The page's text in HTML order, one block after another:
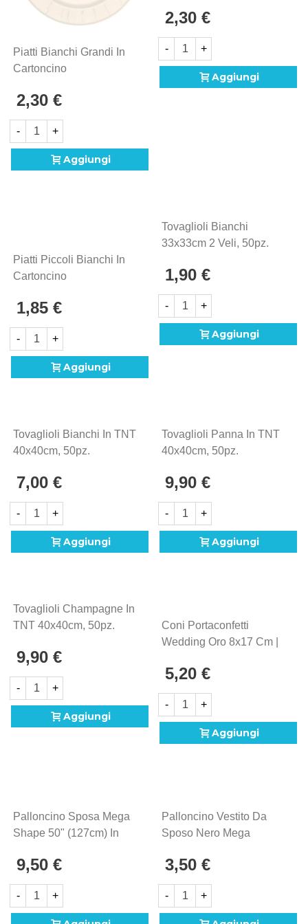
Piatti Bianchi Grandi In
Cartoncino
Pieghettato 27cm, 20pz.
2,30 €
- +
Aggiungi
Bordo Pieghettato 25cm,
20pz.
2,30 €
- +
Aggiungi
Piatti Piccoli Bianchi In
Cartoncino
Pieghettato 21cm, 20pz.
1,85 €
- +
Aggiungi
Tovaglioli Bianchi
33x33cm 2 Veli, 50pz.
1,90 €
- +
Aggiungi
Tovaglioli Bianchi In TNT
40x40cm, 50pz.
7,00 €
- +
Aggiungi
Tovaglioli Panna In TNT
40x40cm, 50pz.
9,90 €
- +
Aggiungi
Tovaglioli Champagne In
TNT 40x40cm, 50pz.
9,90 €
- +
Aggiungi
Coni Portaconfetti
Wedding Oro 8x17 Cm |
5,20 €
- +
Aggiungi
Palloncino Sposa Mega
Shape 50" (127cm) In
9,50 €
- +
Palloncino Vestito Da
Sposo Nero Mega
Mylar, 1pz.
3,50 €
- +